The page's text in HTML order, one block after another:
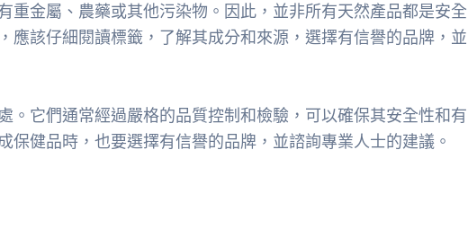
重金屬、農藥或其他污染物。因此，並非所有天然產品都是安全
應該仔細閱讀標籤，了解其成分和來源，選擇有信譽的品牌，並
。它們通常經過嚴格的品質控制和檢驗，可以確保其安全性和有
保健品時，也要選擇有信譽的品牌，並諮詢專業人士的建議。